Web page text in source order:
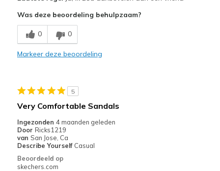
Breathe Well
Comfortable
Going Out
Width
Sizing
Feels true to size
View On Shoes
Was deze beoordeling behulpzaam?
0 0
Markeer deze beoordeling
5
Very Comfortable Sandals
Ingezonden 4 maanden geleden
Door Ricks1219
van San Jose, Ca
Describe Yourself Casual
Beoordeeld op
skechers.com